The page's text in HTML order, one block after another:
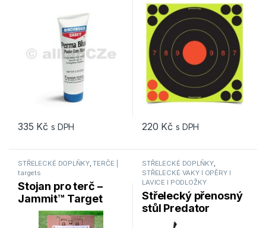
335 Kč s DPH
Shoot•N•C®
samolepící
220 Kč s DPH
STŘELECKÉ DOPLŇKY,TERČE |
targets
Stojan pro terč –
Jammit™ Target
Stand MTM / JMTS-
STŘELECKÉ DOPLŇKY,
STŘELECKÉ VAKY I OPĚRY I
LAVICE I PODLOŽKY
Střelecký přenosný
stůl Predator
Shooting Table